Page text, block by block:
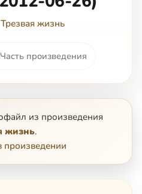
жизнь
Часть произведения
из произведения
жизнь.
произведении